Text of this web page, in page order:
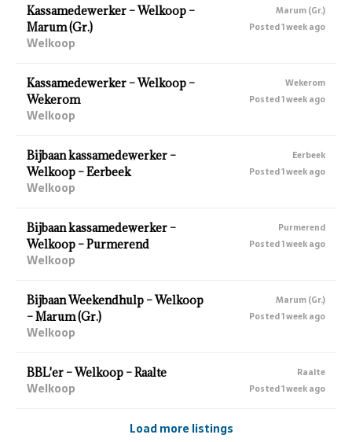
Kassamedewerker – Welkoop –
Marum (Gr.)
Welkoop
Marum (Gr.)
Posted 1 week ago
Kassamedewerker – Welkoop –
Wekerom
Welkoop
Wekerom
Posted 1 week ago
Bijbaan kassamedewerker –
Welkoop – Eerbeek
Welkoop
Eerbeek
Posted 1 week ago
Bijbaan kassamedewerker –
Welkoop – Purmerend
Welkoop
Purmerend
Posted 1 week ago
Bijbaan Weekendhulp – Welkoop
– Marum (Gr.)
Welkoop
Marum (Gr.)
Posted 1 week ago
BBL'er – Welkoop – Raalte
Welkoop
Raalte
Posted 1 week ago
Load more listings